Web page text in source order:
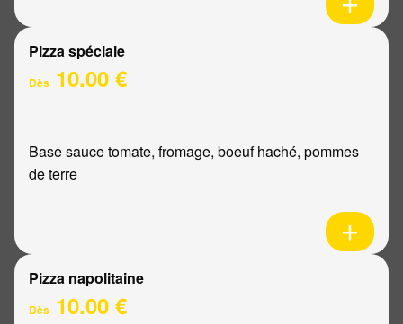
Pizza spéciale
Dès 10.00 €
Base sauce tomate, fromage, boeuf haché, pommes
de terre
Pizza napolitaine
Dès 10.00 €